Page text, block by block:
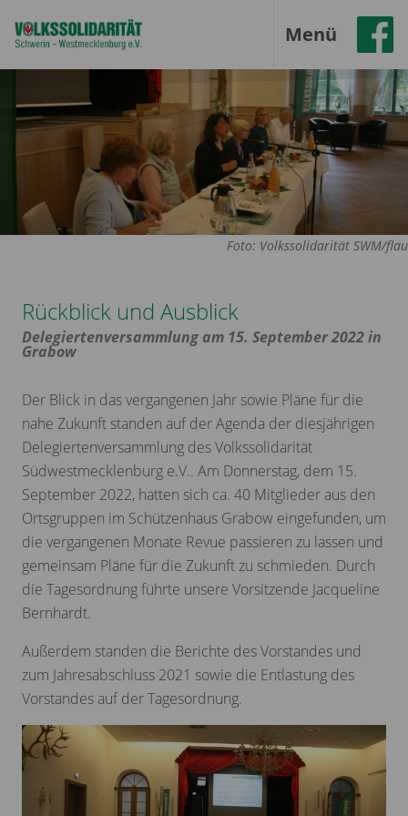
Menü
Foto: Volkssolidarität SWM/flau
Rückblick und Ausblick
Delegiertenversammlung am 15. September 2022 in
Grabow
Der Blick in das vergangenen Jahr sowie Pläne für die
nahe Zukunft standen auf der Agenda der diesjährigen
Delegiertenversammlung des Volkssolidarität
Südwestmecklenburg e.V.. Am Donnerstag, dem 15.
September 2022, hatten sich ca. 40 Mitglieder aus den
Ortsgruppen im Schützenhaus Grabow eingefunden, um
die vergangenen Monate Revue passieren zu lassen und
gemeinsam Pläne für die Zukunft zu schmieden. Durch
die Tagesordnung führte unsere Vorsitzende Jacqueline
Bernhardt.
Außerdem standen die Berichte des Vorstandes und
zum Jahresabschluss 2021 sowie die Entlastung des
Vorstandes auf der Tagesordnung.